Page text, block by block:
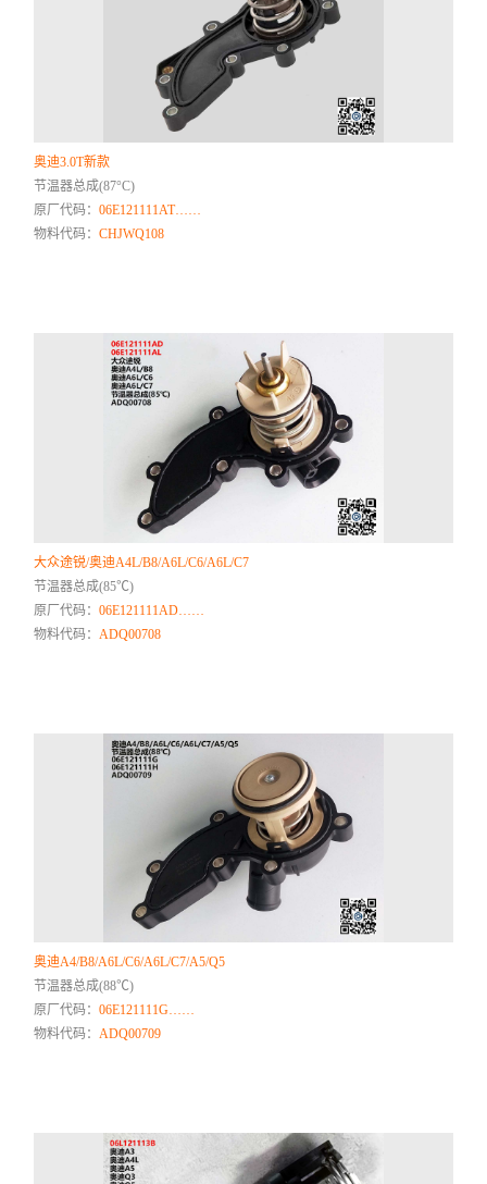
奥迪3.0T新款
节温器总成(87°C)
原厂代码：06E121111AT……
物料代码：CHJWQ108
大众途锐/奥迪A4L/B8/A6L/C6/A6L/C7
节温器总成(85℃)
原厂代码：06E121111AD……
物料代码： ADQ00708
奥迪A4/B8/A6L/C6/A6L/C7/A5/Q5
节温器总成(88℃)
原厂代码：06E121111G……
物料代码：ADQ00709